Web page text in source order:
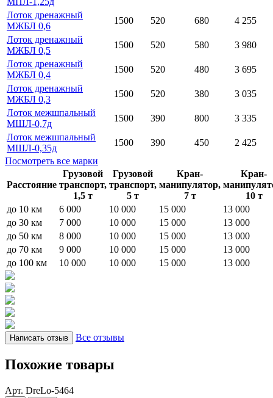
Лоток дренажный
МЖБЛ 0,6
1500 520 680
4 255
Лоток дренажный
МЖБЛ 0,5
1500 520 580
3 980
Лоток дренажный
МЖБЛ 0,4
1500 520 480
3 695
Лоток дренажный
МЖБЛ 0,3
1500 520 380
3 035
Лоток межшпальный
МШЛ-0,7д
1500 390 800
3 335
Лоток межшпальный
МШЛ-0,35д
1500 390 450
2 425
Посмотреть все марки
Расстояние
Грузовой
транспорт,
1,5 т
Грузовой
транспорт,
5 т
Кран-
манипулятор,
7 т
Кран-
10 т
до 10 км
6 000 10 000 15 000
13 000
до 30 км
7 000 10 000 15 000
13 000
до 50 км
8 000 10 000 15 000
13 000
до 70 км
9 000 10 000 15 000
13 000
до 100 км
10 000 10 000 15 000 13 000
Написать отзыв Все отзывы
Похожие товары
Арт. DreLo-5464